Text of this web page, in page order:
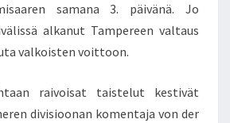
samana 3. päivänä. Jo
alkanut Tampereen valtaus
valkoisten voittoon.
raivoisat taistelut kestivät
divisioonan komentaja von der